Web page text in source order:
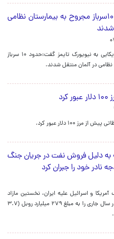
نیویورک تایمز: ۱۰سرباز مجروح به بیمارستان نظامی
یک مقام نظامی آمریکایی به نیویورک تایمز گفت:حدود ۱۰ سرباز
در آلمان منتقل شدند.
۱۰۰ دلار عبور کرد.
به دلیل فروش نفت در جریان جنگ
نادر خود را جبران کرد
و اسرائیل علیه ایران، نخستین مازاد
بودجه ماهانه خود در سال جاری را به مبلغ ۲۷۹ میلیارد روبل (۳.۷